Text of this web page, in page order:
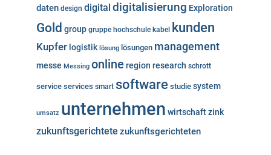
daten design digital digitalisierung Exploration
Gold group gruppe hochschule kabel kunden
Kupfer logistik lösung lösungen management
messe Messing online region research schrott
service services smart software studie system
umsatz unternehmen wirtschaftzink
zukunftsgerichtete zukunftsgerichteten